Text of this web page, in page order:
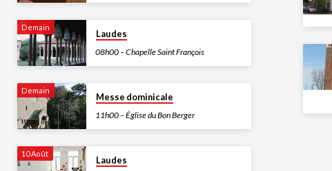
Demain
Laudes
08h00 – Chapelle Saint François
Demain
Messe dominicale
11h00 – Église du Bon Berger
10 Août
Laudes